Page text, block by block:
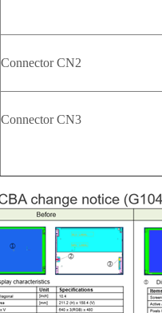
Connector CN2
Connector CN3